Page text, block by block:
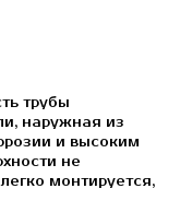
трубы
наружная из
и высоким
не
монтируется,